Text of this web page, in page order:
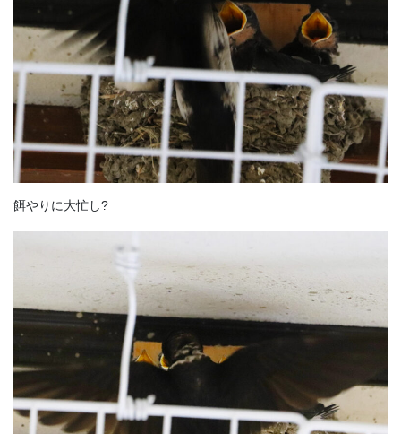
餌やりに大忙し?